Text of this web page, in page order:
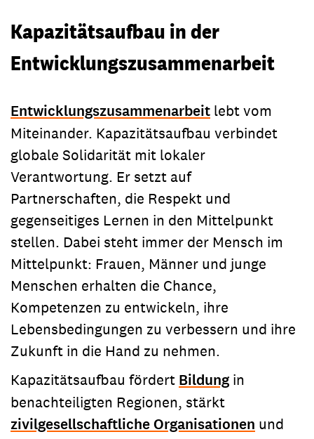
Kapazitätsaufbau in der
Entwicklungszusammenarbeit
Entwicklungszusammenarbeit lebt vom
Miteinander. Kapazitätsaufbau verbindet
globale Solidarität mit lokaler
Verantwortung. Er setzt auf
Partnerschaften, die Respekt und
gegenseitiges Lernen in den Mittelpunkt
stellen. Dabei steht immer der Mensch im
Mittelpunkt: Frauen, Männer und junge
Menschen erhalten die Chance,
Kompetenzen zu entwickeln, ihre
Lebensbedingungen zu verbessern und ihre
Zukunft in die Hand zu nehmen.
Kapazitätsaufbau fördert Bildung in
benachteiligten Regionen, stärkt
zivilgesellschaftliche Organisationen und